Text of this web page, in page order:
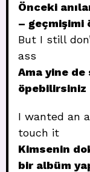
Önceki
– geçmişimi
But I still
ass
Ama yine de
öpebilirsiniz
I wanted an
touch it
Kimsenin
bir albüm